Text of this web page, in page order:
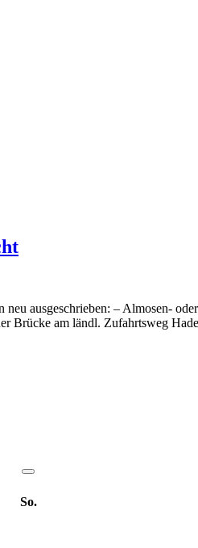
ausgeschrieben: – Almosen-
Brücke am ländl. Zufahrtsweg
So.